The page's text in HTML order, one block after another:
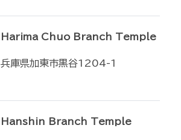
Harima Chuo Branch Temple
兵庫県加東市黒谷1204-1
Hanshin Branch Temple